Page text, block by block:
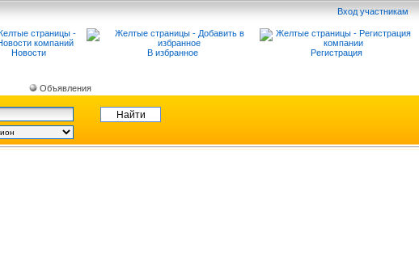
Вход участникам
Новости В избранное Регистрация
Объявления